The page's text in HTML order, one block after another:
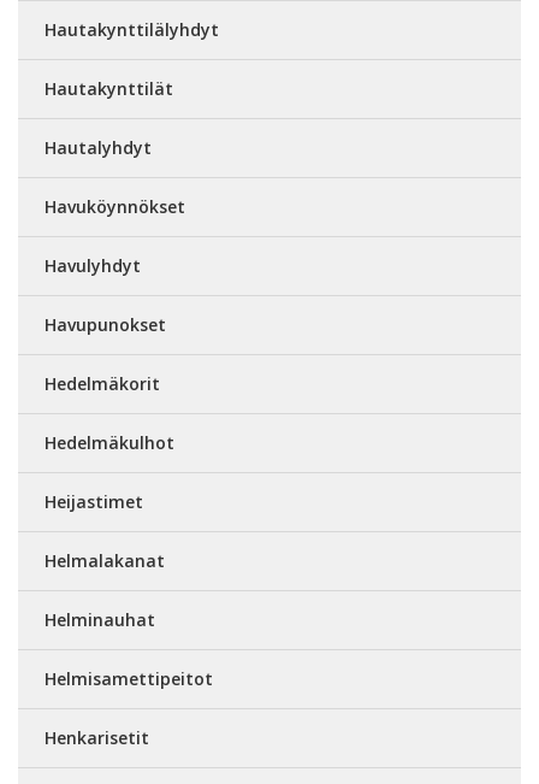
Hautakynttilälyhdyt
Hautakynttilät
Hautalyhdyt
Havuköynnökset
Havulyhdyt
Havupunokset
Hedelmäkorit
Hedelmäkulhot
Heijastimet
Helmalakanat
Helminauhat
Helmisamettipeitot
Henkarisetit